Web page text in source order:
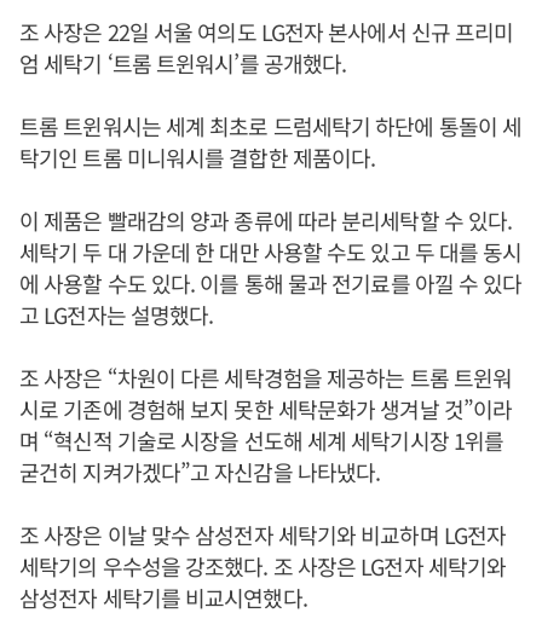
조 사장은 22일 서울 여의도 LG전자 본사에서 신규 프리미
엄 세탁기 ‘트롬 트윈워시’를 공개했다.
트롬 트윈워시는 세계 최초로 드럼세탁기 하단에 통돌이 세
탁기인 트롬 미니워시를 결합한 제품이다.
이 제품은 빨래감의 양과 종류에 따라 분리세탁할 수 있다.
세탁기 두 대 가운데 한 대만 사용할 수도 있고 두 대를 동시
에 사용할 수도 있다. 이를 통해 물과 전기료를 아낄 수 있다
고 LG전자는 설명했다.
조 사장은 “차원이 다른 세탁경험을 제공하는 트롬 트윈워
시로 기존에 경험해 보지 못한 세탁문화가 생겨날 것”이라
며 “혁신적 기술로 시장을 선도해 세계 세탁기시장 1위를
굳건히 지켜가겠다”고 자신감을 나타냈다.
조 사장은 이날 맞수 삼성전자 세탁기와 비교하며 LG전자
세탁기의 우수성을 강조했다. 조 사장은 LG전자 세탁기와
삼성전자 세탁기를 비교시연했다.